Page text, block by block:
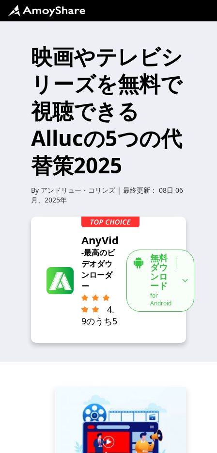
映画やテレビシ
リーズを無料で
視聴できる
Allucの5つの代
替策2025
By アンドリュー・コリンズ | 最終更新： 08日 06
月、2025年
AnyVid
-最高のビ
デオダウ
ンローダ
ー
4.
9のうち5
無料
ダウ
ンロ
ード
for
Android